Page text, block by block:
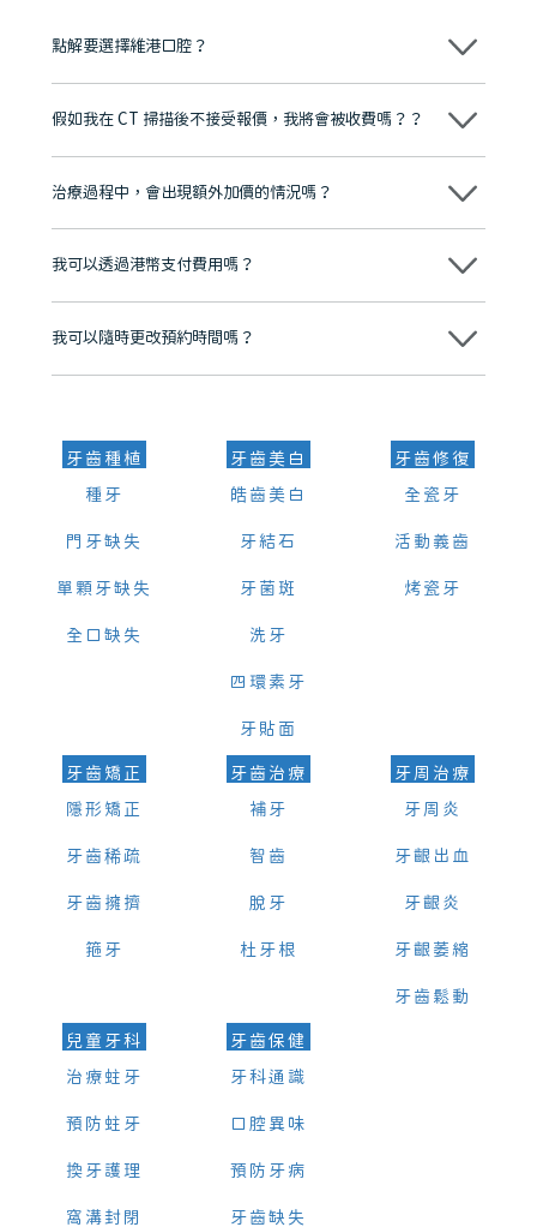
點解要選擇維港口腔？
維港口腔踐行「醫道濟世」的大學校訓，各分院匯聚來自香港、內地的
牌」、「2025香港企業領袖品牌」，是諾貝爾種植系統全球放心植牙中
至今已服務超過三十個國家和地區的顧客，受到粵港澳大灣區及周邊城
市市民極高的口碑評價及信任推薦 珠海、深圳設有八大分院，香港亦設
有咨詢及服務保障中心，有任何問題都可以隨時預約免費咨詢，讓人十
假如我在 CT 掃描後不接受報價，我將會被收費嗎？？
不會！只要未開始實際服務之前，你不會被收取任何費用。
治療過程中，會出現額外加價的情況嗎？
不會，治療前我們會詳細說明治療方案及對應的價錢，顧客同意並簽字
我可以透過港幣支付費用嗎？
可以。維港口腔會按照當日匯率轉算收取費用，而匯率會及時告知客人
我可以隨時更改預約時間嗎？
可以，請盡早通過wechat或whatsapp聯絡我們，告知我們你原本預約
牙齒種植
種牙
門牙缺失
單顆牙缺失
全口缺失
牙齒美白
皓齒美白
牙結石
牙菌斑
洗牙
四環素牙
牙貼面
牙齒修復
全瓷牙
活動義齒
烤瓷牙
牙齒矯正
隱形矯正
牙齒稀疏
牙齒擁擠
箍牙
牙齒治療
補牙
智齒
脫牙
杜牙根
牙周治療
牙周炎
牙齦出血
牙齦炎
牙齦萎縮
牙齒鬆動
兒童牙科
治療蛀牙
預防蛀牙
換牙護理
窩溝封閉
牙齒保健
牙科通識
口腔異味
預防牙病
牙齒缺失